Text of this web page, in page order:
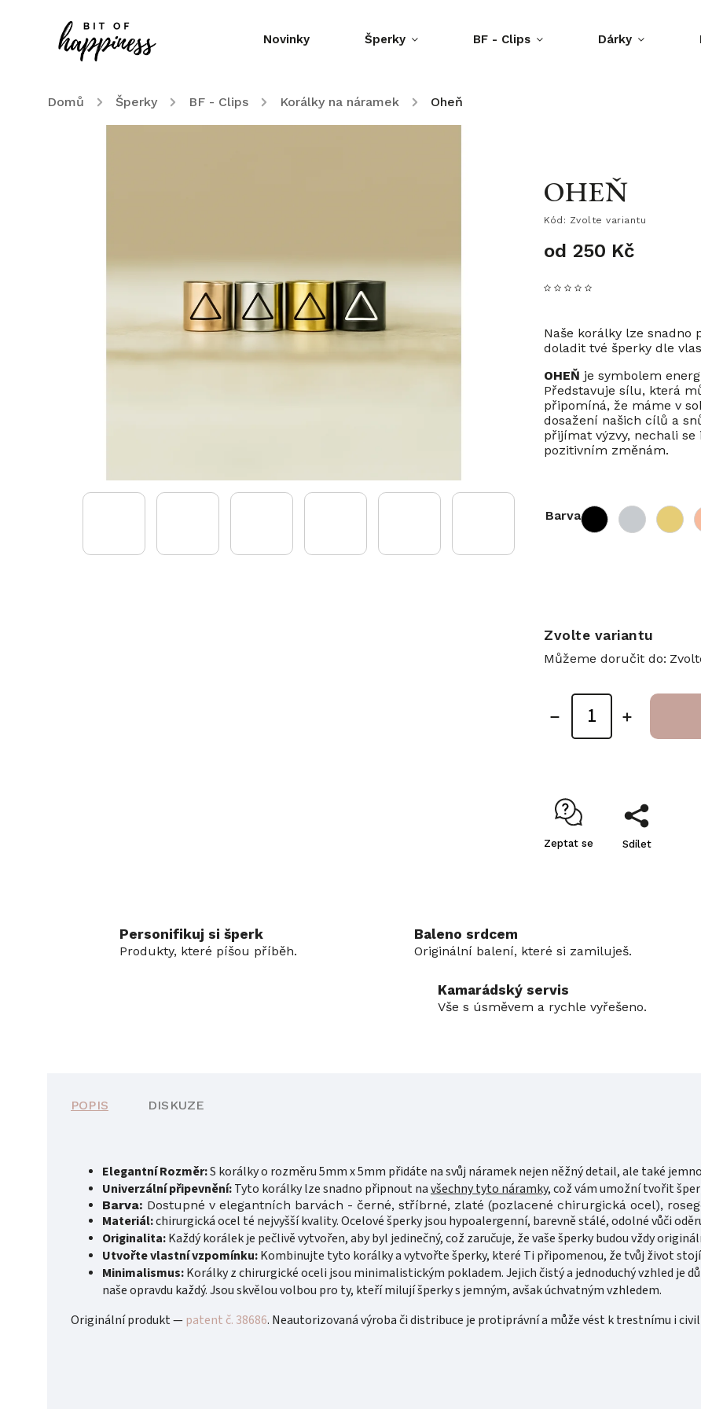
Novinky Šperky BF - Clips Dárky
Domů / Šperky / BF - Clips / Korálky na náramek / Oheň
OHEŇ
Kód: Zvolte variantu
od 250 Kč
Naše korálky lze snadno
doladit tvé šperky dle
OHEŇ je symbolem
Představuje sílu, která
připomíná, že máme v
dosažení našich cílů a
přijímat výzvy, nechali
pozitivním změnám.
Barva
Zvolte variantu
Můžeme doručit do:
Zeptat se Sdílet
Personifikuj si šperk
Produkty, které píšou příběh.
Baleno srdcem
Originální balení, které si zamiluješ.
Kamarádský servis
Vše s úsměvem a rychle vyřešeno.
POPIS DISKUZE
Elegantní Rozměr:S korálky o rozměru 5mm x 5mm přidáte na svůj náramek nejen něžný detail, ale také
Univerzální připevnění:Tyto korálky lze snadno připnout navšechny tyto náramky, což vám umožní tvořit
Barva: Dostupné v elegantních barvách - černé, stříbrné, zlaté (pozlacené chirurgická ocel),
Materiál:chirurgická ocel té nejvyšší kvality. Ocelové šperky jsou hypoalergenní, barevně stálé, odolné vůči
Originalita:Každý korálek je pečlivě vytvořen, aby byl jedinečný, což zaručuje, že vaše šperky budou vždy
Utvořte vlastní vzpomínku:Kombinujte tyto korálky a vytvořte šperky, které Ti připomenou, že tvůj život
Minimalismus:Korálkyz chirurgické oceli jsou minimalistickým pokladem. Jejich čistý a jednoduchý vzhled je
naše opravdu každý. Jsou skvělou volbou pro ty, kteří milují šperky s jemným, avšak úchvatným vzhledem.
Originální produkt —patent č. 38686. Neautorizovaná výroba či distribuce je protiprávní a může vést k trestnímu i